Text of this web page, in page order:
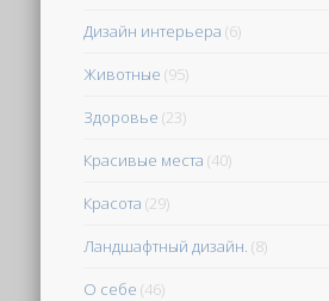
Дизайн интерьера (6)
Животные (95)
Здоровье (23)
Красивые места (40)
Красота (29)
Ландшафтный дизайн. (8)
О себе (46)